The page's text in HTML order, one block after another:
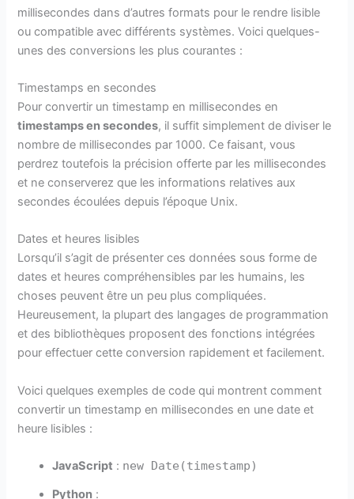
millisecondes dans d’autres formats pour le rendre lisible
ou compatible avec différents systèmes. Voici quelques-
unes des conversions les plus courantes :
Timestamps en secondes
Pour convertir un timestamp en millisecondes en
timestamps en secondes, il suffit simplement de diviser le
nombre de millisecondes par 1000. Ce faisant, vous
perdrez toutefois la précision offerte par les millisecondes
et ne conserverez que les informations relatives aux
secondes écoulées depuis l’époque Unix.
Dates et heures lisibles
Lorsqu’il s’agit de présenter ces données sous forme de
dates et heures compréhensibles par les humains, les
choses peuvent être un peu plus compliquées.
Heureusement, la plupart des langages de programmation
et des bibliothèques proposent des fonctions intégrées
pour effectuer cette conversion rapidement et facilement.
Voici quelques exemples de code qui montrent comment
convertir un timestamp en millisecondes en une date et
heure lisibles :
JavaScript : new Date(timestamp)
Python :